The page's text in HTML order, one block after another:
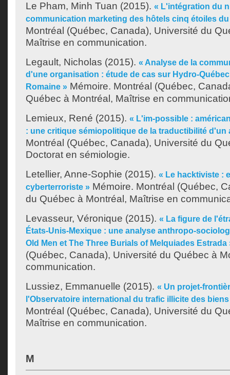
Le Pham, Minh Tuan (2015). « L'intégration du
communication marketing des hôtels cinq étoiles du
Montréal (Québec, Canada), Université du
Maîtrise en communication.
Legault, Nicholas (2015). « Analyse de la
d'une organisation : étude de cas sur Hydro-
Romaine » Mémoire. Montréal (Québec,
Québec à Montréal, Maîtrise en
Lemieux, René (2015). « L'im-possible :
: une critique sémiopolitique de la traductibilité d'un
Montréal (Québec, Canada), Université du
Doctorat en sémiologie.
Letellier, Anne-Sophie (2015). « Le hacktiviste :
cyberterroriste » Mémoire. Montréal (Québec,
du Québec à Montréal, Maîtrise en
Levasseur, Véronique (2015). « La figure de
États-Unis-Mexique : une analyse anthropo-
Old Men et The Three Burials of Melquiades Estrada
(Québec, Canada), Université du Québec à
communication.
Lussiez, Emmanuelle (2015). « Un projet-
l'Observatoire international du trafic illicite des
Montréal (Québec, Canada), Université du
Maîtrise en communication.
M